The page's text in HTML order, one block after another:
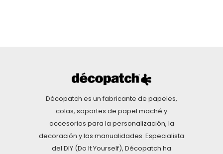
Décopatch es un fabricante de papeles,
colas, soportes de papel maché y
accesorios para la personalización, la
decoración y las manualidades. Especialista
del DIY (Do It Yourself), Décopatch ha